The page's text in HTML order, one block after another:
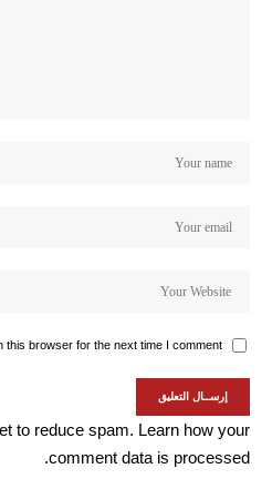
browser for the next time I comment.
to reduce spam. Learn how your
comment data is processed.